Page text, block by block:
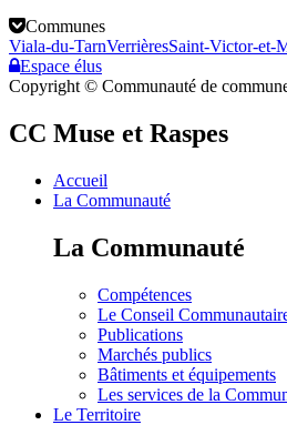
Communes
Viala-du-TarnVerrièresSaint-Victor-et-
Espace élus
Copyright © Communauté de
CC Muse et Raspes
Accueil
La Communauté
La Communauté
Compétences
Le Conseil
Publications
Marchés publics
Bâtiments et équipements
Les services de la
Le Territoire